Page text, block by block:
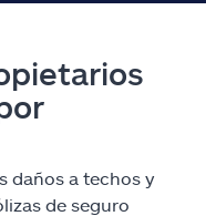
daños a techos y
de seguro